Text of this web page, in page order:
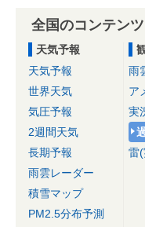
全国のコンテンツ
天気予報
天気予報
世界天気
気圧予報
2週間天気
長期予報
雨雲レーダー
積雪マップ
PM2.5分布予測
雨
ア
実
雷